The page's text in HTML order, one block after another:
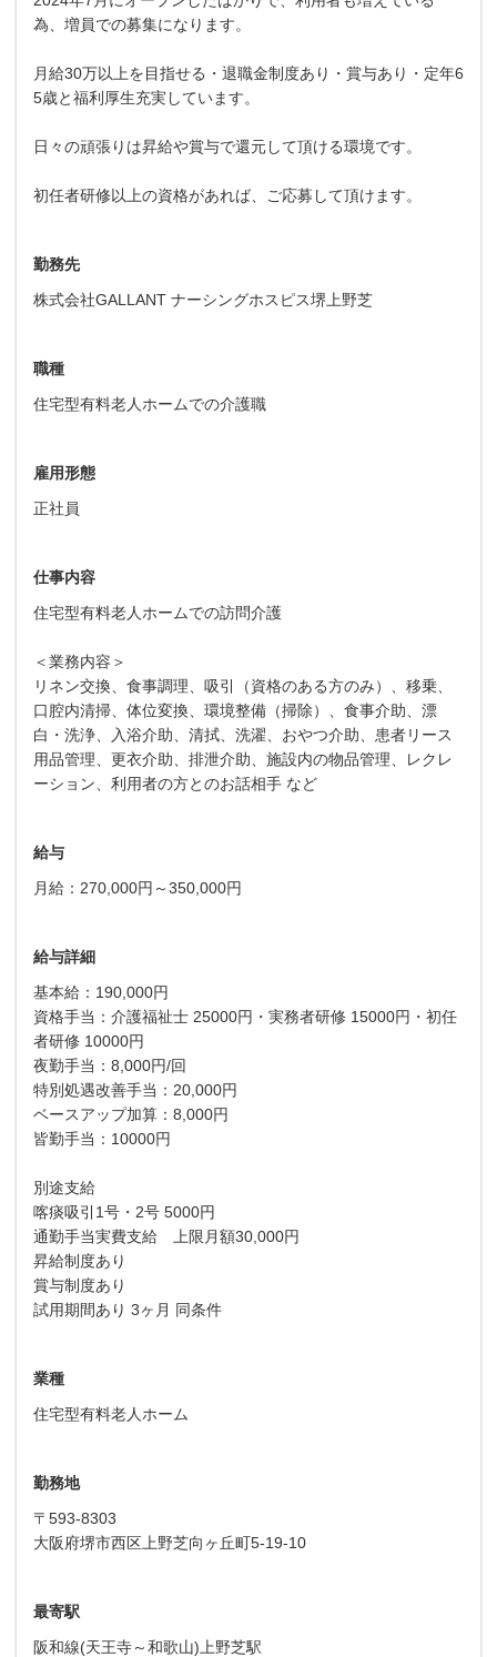
為、増員での募集になります。
月給30万以上を目指せる・退職金制度あり・賞与あり・定年6
5歳と福利厚生充実しています。
日々の頑張りは昇給や賞与で還元して頂ける環境です。
初任者研修以上の資格があれば、ご応募して頂けます。
勤務先
株式会社GALLANT ナーシングホスピス堺上野芝
職種
住宅型有料老人ホームでの介護職
雇用形態
正社員
仕事内容
住宅型有料老人ホームでの訪問介護
＜業務内容＞
リネン交換、食事調理、吸引（資格のある方のみ）、移乗、
口腔内清掃、体位変換、環境整備（掃除）、食事介助、漂
白・洗浄、入浴介助、清拭、洗濯、おやつ介助、患者リース
用品管理、更衣介助、排泄介助、施設内の物品管理、レクレ
ーション、利用者の方とのお話相手 など
給与
月給：270,000円～350,000円
給与詳細
基本給：190,000円
資格手当：介護福祉士 25000円・実務者研修 15000円・初任
者研修 10000円
夜勤手当：8,000円/回
特別処遇改善手当：20,000円
ベースアップ加算：8,000円
皆勤手当：10000円
別途支給
喀痰吸引1号・2号 5000円
通勤手当実費支給 上限月額30,000円
昇給制度あり
賞与制度あり
試用期間あり 3ヶ月 同条件
業種
住宅型有料老人ホーム
勤務地
〒593-8303
大阪府堺市西区上野芝向ヶ丘町5-19-10
最寄駅
阪和線(天王寺～和歌山)上野芝駅